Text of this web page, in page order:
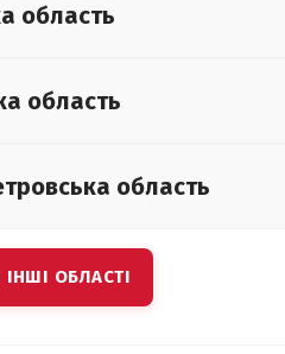
область
область
область
ОБЛАСТІ